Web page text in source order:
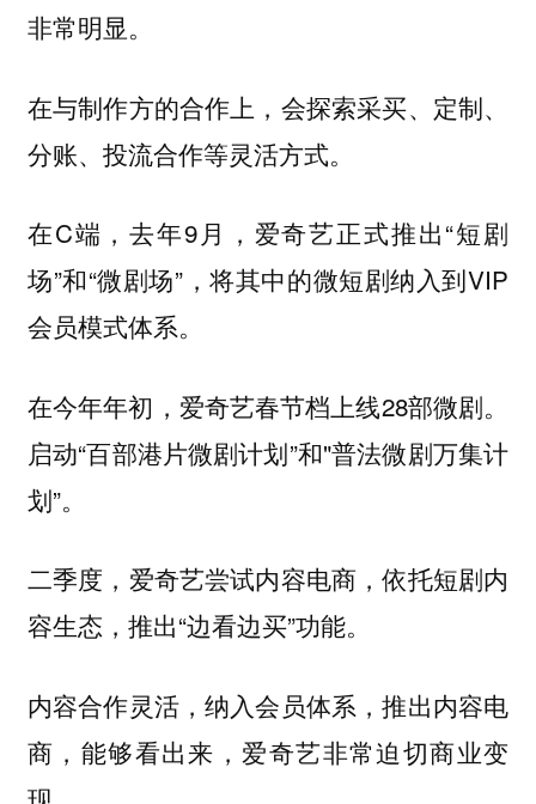
非常明显。
在与制作方的合作上，会探索采买、定制、
分账、投流合作等灵活方式。
在C端，去年9月，爱奇艺正式推出“短剧
场”和“微剧场”，将其中的微短剧纳入到VIP
会员模式体系。
在今年年初，爱奇艺春节档上线28部微剧。
启动“百部港片微剧计划”和"普法微剧万集计
划”。
二季度，爱奇艺尝试内容电商，依托短剧内
容生态，推出“边看边买”功能。
内容合作灵活，纳入会员体系，推出内容电
商，能够看出来，爱奇艺非常迫切商业变